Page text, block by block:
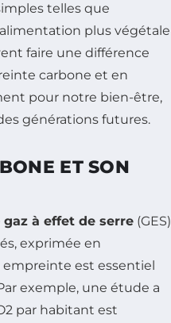
telles que
plus végétale
faire une différence
carbone et en
pour notre bien-être,
générations futures.
ET SON
gaz à effet de serre (GES)
exprimée en
empreinte est essentiel
exemple, une étude a
par habitant est